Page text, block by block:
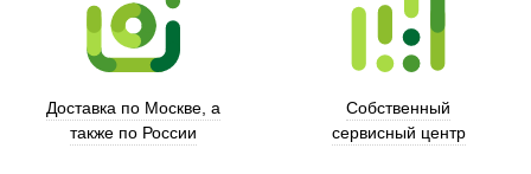
Доставка по Москве, а
также по России
Собственный
сервисный центр